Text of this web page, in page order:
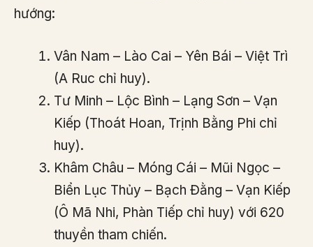
hướng:
Vân Nam – Lào Cai – Yên Bái – Việt Trì
(A Ruc chỉ huy).
Tư Minh – Lộc Bình – Lạng Sơn – Vạn
Kiếp (Thoát Hoan, Trịnh Bằng Phi chỉ
huy).
Khâm Châu – Móng Cái – Mũi Ngọc –
Biển Lục Thủy – Bạch Đằng – Vạn Kiếp
(Ô Mã Nhi, Phàn Tiếp chỉ huy) với 620
thuyền tham chiến.